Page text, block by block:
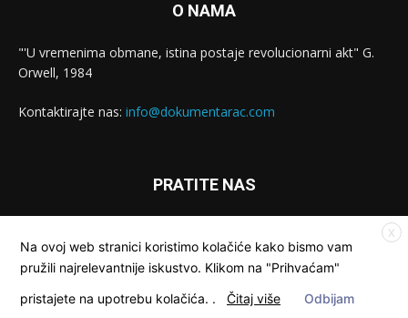
O NAMA
"'U vremenima obmane, istina postaje revolucionarni akt" G.
Orwell, 1984
Kontaktirajte nas: info@dokumentarac.com
PRATITE NAS
X
Na ovoj web stranici koristimo kolačiće kako bismo vam
pružili najrelevantnije iskustvo. Klikom na "Prihvaćam"
pristajete na upotrebu kolačića. . Čitaj više Odbijam